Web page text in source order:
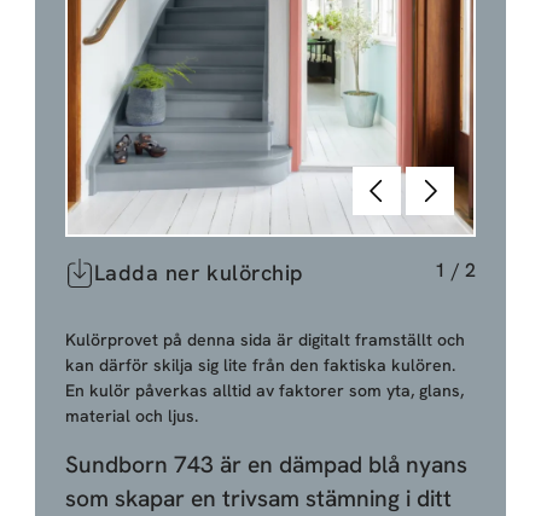
Föregående
Nästa
Ladda ner kulörchip 1 / 2
Kulörprovet på denna sida är digitalt framställt och
kan därför skilja sig lite från den faktiska kulören.
En kulör påverkas alltid av faktorer som yta, glans,
material och ljus.
Sundborn 743 är en dämpad blå nyans
som skapar en trivsam stämning i ditt